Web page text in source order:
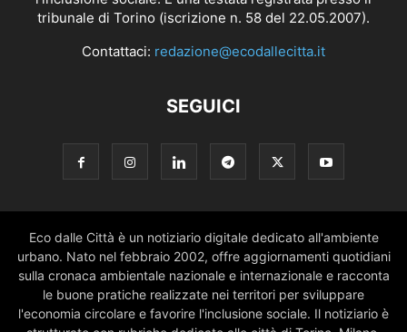
tribunale di Torino (iscrizione n. 58 del 22.05.2007).
Contattaci: redazione@ecodallecitta.it
SEGUICI
Eco dalle Città è un notiziario digitale dedicato all'ambiente
urbano. Nato nel febbraio 2002, offre aggiornamenti quotidiani
sulla cronaca ambientale nazionale e internazionale e racconta
le buone pratiche realizzate nei territori per sviluppare
l'economia circolare e favorire l'inclusione sociale. Il notiziario è